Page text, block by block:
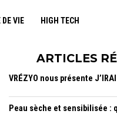
DE VIE HIGH TECH
ARTICLES
VRÉZYO nous présente J’IRAI
Peau sèche et sensibilisée :